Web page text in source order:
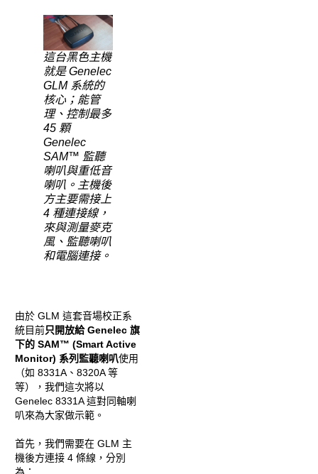
這台黑色主機
就是 Genelec
GLM 系統的
核心；能管
理、控制最多
45 顆
Genelec
SAM™ 監聽
喇叭與重低音
喇叭。主機後
方主要需接上
4 種連接線，
來與測量麥克
風、監聽喇叭
和電腦連接。
由於 GLM 這套音場校正系
統目前只開放給 Genelec 旗
下的 SAM™ (Smart Active
Monitor) 系列監聽喇叭使用
（如 8331A、8320A 等
等），我們這次將以
Genelec 8331A 這對同軸喇
叭來為大家做示範。
首先，我們需要在 GLM 主
機後方連接 4 條線，分別